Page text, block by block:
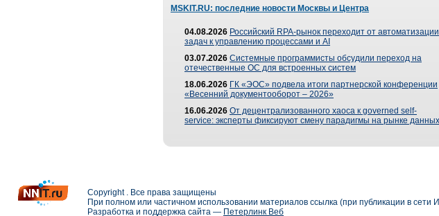
MSKIT.RU: последние новости Москвы и Центра
04.08.2026 Российский RPA-рынок переходит от автоматизации
задач к управлению процессами и AI
03.07.2026 Системные программисты обсудили переход на
отечественные ОС для встроенных систем
18.06.2026 ГК «ЭОС» подвела итоги партнерской конференции
«Весенний документооборот – 2026»
16.06.2026 От децентрализованного хаоса к governed self-
service: эксперты фиксируют смену парадигмы на рынке данных
Copyright . Все права защищены
При полном или частичном использовании материалов ссылка (при публикации в сети
Разработка и поддержка сайта — Петерлинк Веб